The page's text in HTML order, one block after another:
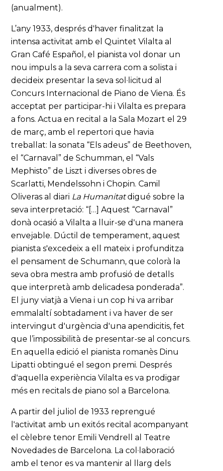
(anualment).
L’any 1933, després d'haver finalitzat la
intensa activitat amb el Quintet Vilalta al
Gran Café Español, el pianista vol donar un
nou impuls a la seva carrera com a solista i
decideix presentar la seva sol·licitud al
Concurs Internacional de Piano de Viena. És
acceptat per participar-hi i Vilalta es prepara
a fons. Actua en recital a la Sala Mozart el 29
de març, amb el repertori que havia
treballat: la sonata “Els adeus” de Beethoven,
el “Carnaval” de Schumman, el “Vals
Mephisto” de Liszt i diverses obres de
Scarlatti, Mendelssohn i Chopin. Camil
Oliveras al diari La Humanitatdigué sobre la
seva interpretació: “[…] Aquest “Carnaval”
donà ocasió a Vilalta a lluir-se d'una manera
envejable. Dúctil de temperament, aquest
pianista s'excedeix a ell mateix i profunditza
el pensament de Schumann, que colorà la
seva obra mestra amb profusió de detalls
que interpretà amb delicadesa ponderada”.
El juny viatjà a Viena i un cop hi va arribar
emmalaltí sobtadament i va haver de ser
intervingut d'urgència d'una apendicitis, fet
que l’impossibilità de presentar-se al concurs.
En aquella edició el pianista romanès Dinu
Lipatti obtingué el segon premi. Després
d'aquella experiència Vilalta es va prodigar
més en recitals de piano sol a Barcelona.
A partir del juliol de 1933 reprengué
l'activitat amb un exitós recital acompanyant
el cèlebre tenor Emili Vendrell al Teatre
Novedades de Barcelona. La col·laboració
amb el tenor es va mantenir al llarg dels